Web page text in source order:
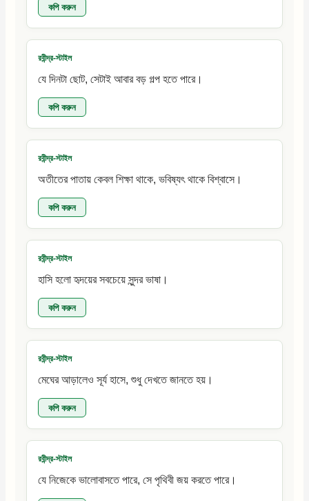
কপি করুন
রবীন্দ্র-স্টাইল
যে দিনটা ছোট, সেটাই আবার বড় গল্প হতে পারে।
কপি করুন
রবীন্দ্র-স্টাইল
অতীতের পাতায় কেবল শিক্ষা থাকে, ভবিষ্যৎ থাকে বিশ্বাসে।
কপি করুন
রবীন্দ্র-স্টাইল
হাসি হলো হৃদয়ের সবচেয়ে সুন্দর ভাষা।
কপি করুন
রবীন্দ্র-স্টাইল
মেঘের আড়ালেও সূর্য হাসে, শুধু দেখতে জানতে হয়।
কপি করুন
রবীন্দ্র-স্টাইল
যে নিজেকে ভালোবাসতে পারে, সে পৃথিবী জয় করতে পারে।